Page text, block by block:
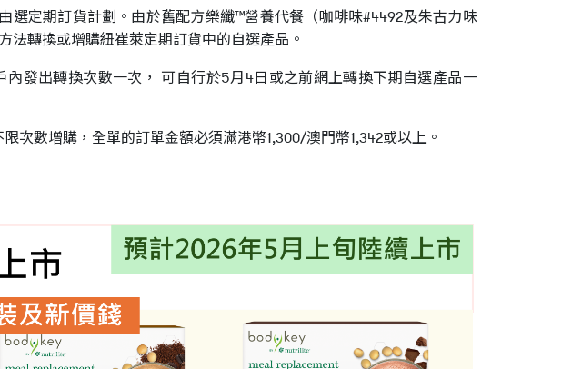
選定期訂貨計劃。由於舊配方樂纖™營養代餐（咖啡味#4492及朱古力味
轉換或增購紐崔萊定期訂貨中的自選產品。
內發出轉換次數一次， 可自行於5月4日或之前網上轉換下期自選產品一
次數增購，全單的訂單金額必須滿港幣1,300/澳門幣1,342或以上。